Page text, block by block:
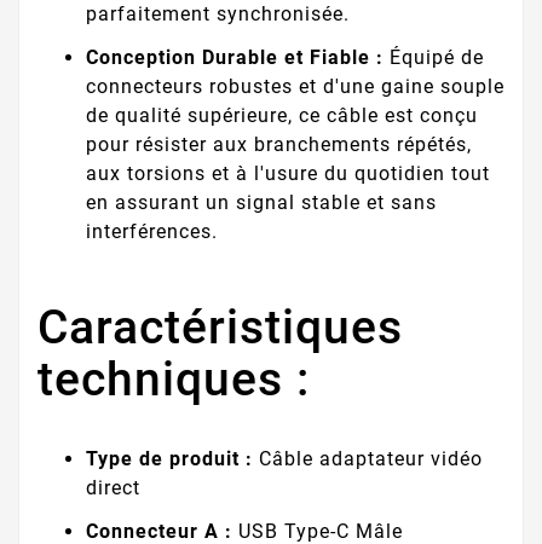
parfaitement synchronisée.
Conception Durable et Fiable : Équipé de
connecteurs robustes et d'une gaine souple
de qualité supérieure, ce câble est conçu
pour résister aux branchements répétés,
aux torsions et à l'usure du quotidien tout
en assurant un signal stable et sans
interférences.
Caractéristiques
techniques :
Type de produit : Câble adaptateur vidéo
direct
Connecteur A : USB Type-C Mâle